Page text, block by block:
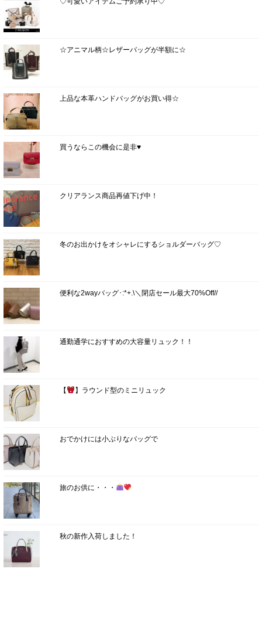
☆アニマル柄☆レザーバッグが半額に☆
上品な本革ハンドバッグがお買い得☆
買うならこの機会に是非♥
クリアランス商品再値下げ中！
冬のお出かけをオシャレにするショルダーバッグ♡
便利な2wayバッグ･:*+.\＼閉店セール最大70%Off//
通勤通学におすすめの大容量リュック！！
【 】ラウンド型のミニリュック
おでかけには小ぶりなバッグで
旅のお供に・・・
秋の新作入荷しました！